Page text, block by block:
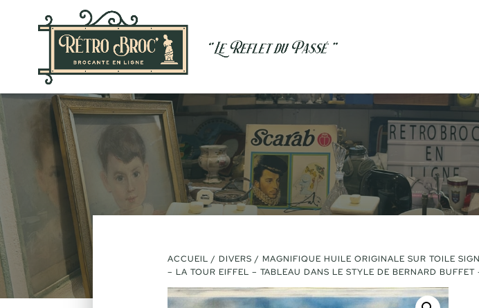
ACCUEIL / DIVERS / MAGNIFIQUE HUILE ORIGINALE SUR TOILE
– LA TOUR EIFFEL – TABLEAU DANS LE STYLE DE BERNARD